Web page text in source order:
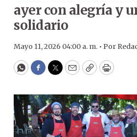
ayer con alegría y
solidario
Mayo 11, 2026 04:00 a. m. • Por
WhatsApp
Facebook
Twitter
EmailCopyPrint